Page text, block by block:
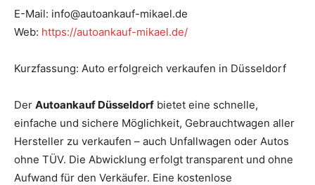
E-Mail: info@autoankauf-mikael.de
Web: https://autoankauf-mikael.de/
Kurzfassung: Auto erfolgreich verkaufen in Düsseldorf
Der Autoankauf Düsseldorf bietet eine schnelle,
einfache und sichere Möglichkeit, Gebrauchtwagen aller
Hersteller zu verkaufen – auch Unfallwagen oder Autos
ohne TÜV. Die Abwicklung erfolgt transparent und ohne
Aufwand für den Verkäufer. Eine kostenlose